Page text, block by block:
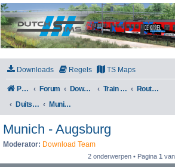
DutchSims
Downloads Regels TS Maps
Portal Forum Downloads Train Simulator Classic
Routes en Scenarios
Duitsland
Munich - Augsburg
Munich - Augsburg
Moderator: Download Team
2 onderwerpen • Pagina 1 van